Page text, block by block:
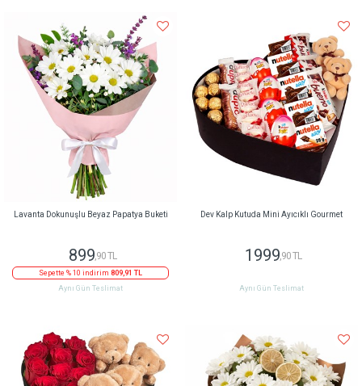
Lavanta Dokunuşlu Beyaz Papatya Buketi
899,90 TL
Sepette % 10 indirim 809,91 TL
Aynı Gün Teslimat
Dev Kalp Kutuda Mini Ayıcıklı Gourmet
1999,90 TL
Aynı Gün Teslimat